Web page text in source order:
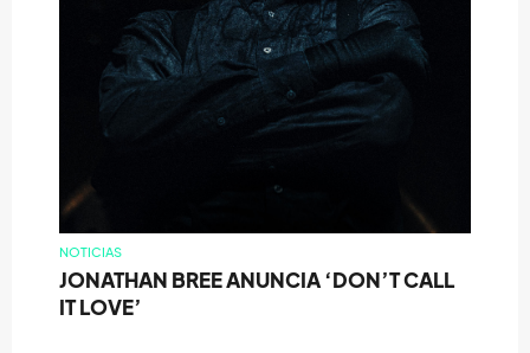
NOTICIAS
JONATHAN BREE ANUNCIA ‘DON’T CALL
IT LOVE’